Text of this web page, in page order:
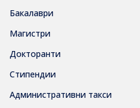
Бакалаври
Магистри
Докторанти
Стипендии
Административни такси